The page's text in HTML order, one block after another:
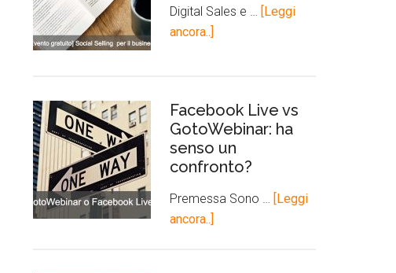
Digital Sales e …
[Leggi
ancora..]
Facebook Live vs
GotoWebinar: ha
senso un
confronto?
Premessa Sono …
[Leggi
ancora..]